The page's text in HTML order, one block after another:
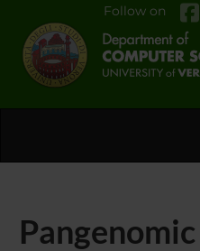
Follow on